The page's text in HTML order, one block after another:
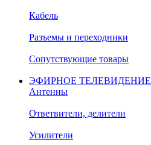
Кабель
Разъемы и переходники
Сопутствующие товары
ЭФИРНОЕ ТЕЛЕВИДЕНИЕ
Антенны
Ответвители, делители
Усилители